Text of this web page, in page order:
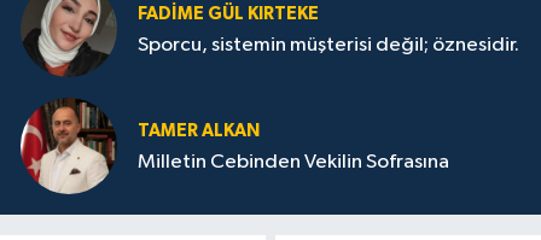
FADIME GÜL KIRTEKE
Sporcu, sistemin müşterisi değil; öznesidir.
TAMER ALKAN
Milletin Cebinden Vekilin Sofrasına